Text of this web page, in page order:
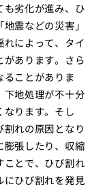
も劣化が進み、ひ
震などの災害」
によって、タイ
があります。さら
ことがありま
下地処理が不十分
ります。そし
れの原因となり
膨張したり、収縮
ことで、ひび割れ
にひび割れを発見